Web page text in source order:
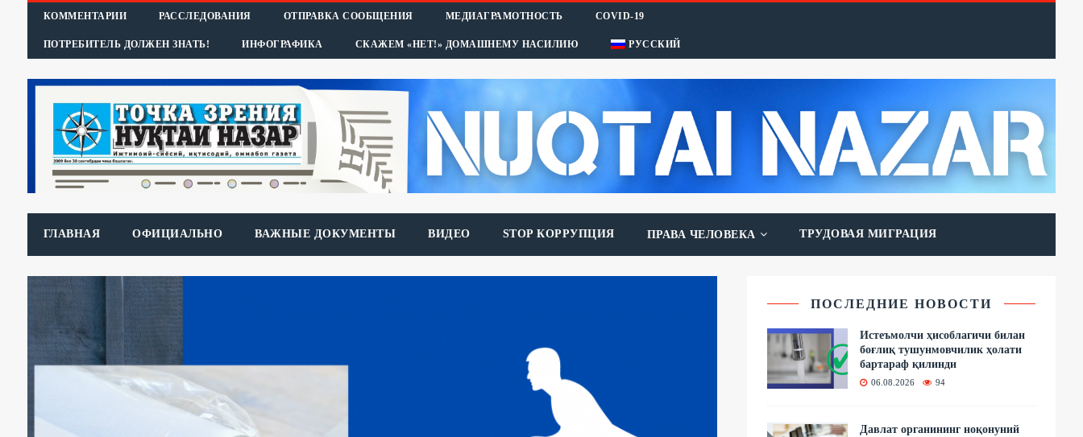
КОММЕНТАРИИ РАССЛЕДОВАНИЯ ОТПРАВКА СООБЩЕНИЯ МЕДИАГРАМОТНОСТЬ COVID-19
ПОТРЕБИТЕЛЬ ДОЛЖЕН ЗНАТЬ! ИНФОГРАФИКА СКАЖЕМ «НЕТ!» ДОМАШНЕМУ НАСИЛИЮ РУССКИЙ
ГЛАВНАЯ ОФИЦИАЛЬНО ВАЖНЫЕ ДОКУМЕНТЫ ВИДЕО STOP КОРРУПЦИЯ ПРАВА ЧЕЛОВЕКА ТРУДОВАЯ МИГРАЦИЯ
ПОСЛЕДНИЕ НОВОСТИ
Истеъмолчи ҳисоблагичи билан
боғлиқ тушунмовчилик ҳолати
бартараф қилинди
06.08.2026 94
Давлат органининг ноқонуний